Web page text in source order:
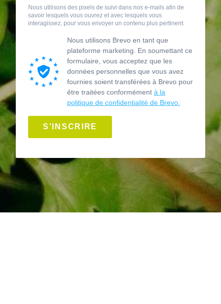
Nous utilisons des pixels de suivi dans nos e-mails afin de
savoir lesquels vous ouvrez et avec lesquels vous
interagissez, pour vous envoyer un contenu plus pertinent.
Nous utilisons Brevo en tant que
plateforme marketing. En soumettant ce
formulaire, vous acceptez que les
données personnelles que vous avez
fournies soient transférées à Brevo pour
être traitées conformément à la
politique de confidentialité de Brevo.
S'INSCRIRE